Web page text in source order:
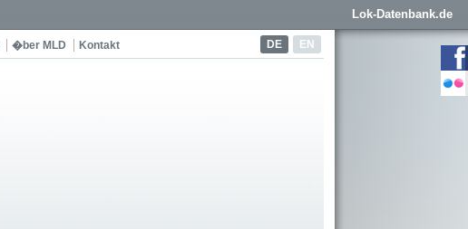
Lok-Datenbank.de
DE EN
�ber MLD Kontakt